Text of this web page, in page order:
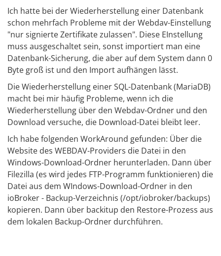
Ich hatte bei der Wiederherstellung einer Datenbank
schon mehrfach Probleme mit der Webdav-Einstellung
"nur signierte Zertifikate zulassen". Diese EInstellung
muss ausgeschaltet sein, sonst importiert man eine
Datenbank-Sicherung, die aber auf dem System dann 0
Byte groß ist und den Import aufhängen lässt.
Die Wiederherstellung einer SQL-Datenbank (MariaDB)
macht bei mir häufig Probleme, wenn ich die
Wiederherstellung über den Webdav-Ordner und den
Download versuche, die Download-Datei bleibt leer.
Ich habe folgenden WorkAround gefunden: Über die
Website des WEBDAV-Providers die Datei in den
Windows-Download-Ordner herunterladen. Dann über
Filezilla (es wird jedes FTP-Programm funktionieren) die
Datei aus dem WIndows-Download-Ordner in den
ioBroker - Backup-Verzeichnis (/opt/iobroker/backups)
kopieren. Dann über backitup den Restore-Prozess aus
dem lokalen Backup-Ordner durchführen.